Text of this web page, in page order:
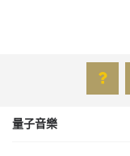
量子音樂